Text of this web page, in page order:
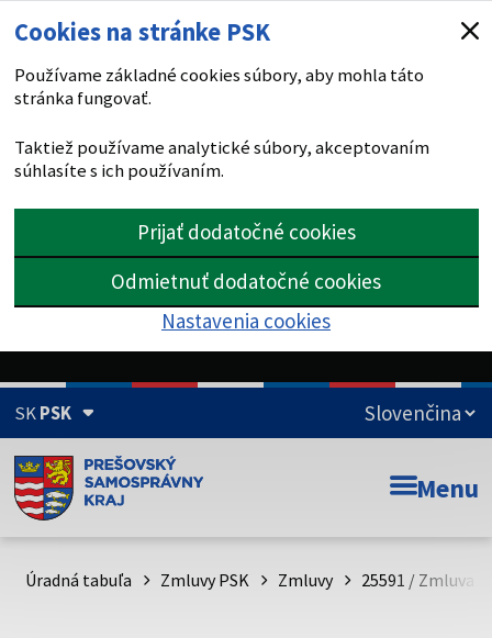
Cookies na stránke PSK
Používame základné cookies súbory, aby mohla táto
stránka fungovať.
Taktiež používame analytické súbory, akceptovaním
súhlasíte s ich používaním.
Prijať dodatočné cookies
Odmietnuť dodatočné cookies
Nastavenia cookies
SKPSK
Doména psk.sk je oficiálna
Toto je oficiálna webová stránka Prešovského
psk.sk.
Menu
Úradná tabuľa Zmluvy PSK Zmluvy 25591 / Zmluva